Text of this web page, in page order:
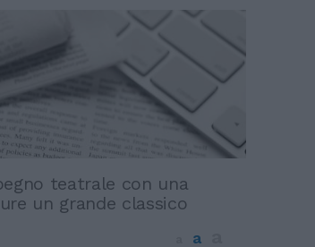
teatrale con una
un grande classico
a